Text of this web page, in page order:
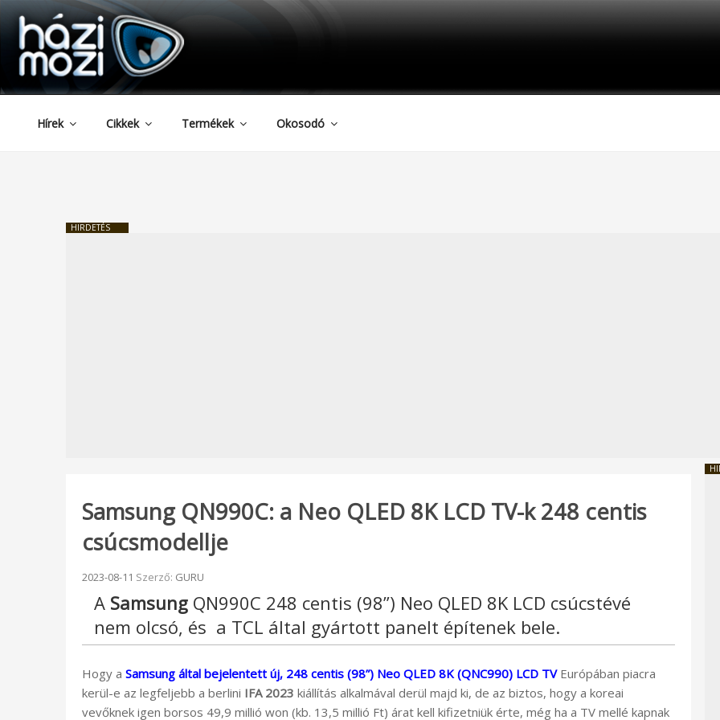
Tartalomhoz
HAZIMOZI
Hírek Cikkek Termékek Okosodó
HIRDETÉS
Samsung QN990C: a Neo QLED 8K LCD TV-k 248 centis
csúcsmodellje
Beküldve:
2023-08-11 Szerző: GURU
A Samsung QN990C 248 centis (98”) Neo QLED 8K LCD csúcstévé
nem olcsó, és a TCL által gyártott panelt építenek bele.
Hogy a Samsung által bejelentett új, 248 centis (98”) Neo QLED 8K (QNC990) LCD TVEurópában piacra
kerül-e az legfeljebb a berlini IFA 2023 kiállítás alkalmával derül majd ki, de az biztos, hogy a koreai
vevőknek igen borsos 49,9 millió won (kb. 13,5 millió Ft) árat kell kifizetniük érte, még ha a TV mellé kapnak